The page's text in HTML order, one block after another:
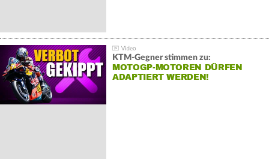
KTM-Gegner stimmen zu:
MOTOGP-MOTOREN DÜRFEN
ADAPTIERT WERDEN!